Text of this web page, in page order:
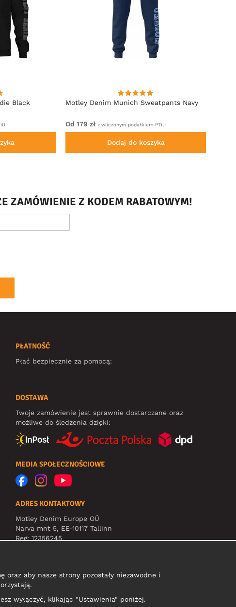
Black Motley Denim Munich Sweatpants Navy
Od 179 zł z wliczonym podatkiem PTiU
Dodaj do koszyka
ZAMÓWIENIE Z KODEM RABATOWYM!
PŁATNOŚĆ
Płać bezpiecznie za pomocą:
DOSTAWA
Twoje zamówienie jest sprawnie dostarczane oraz
możliwe do śledzenia dzięki:
MEDIA SPOŁECZNOŚCIOWE
ADRES KONTAKTOWY
Motley Denim Europe OÜ
Narva mnt 5, EE-10117 Tallinn
Reg: 12356245
oraz aby nasze strony pozostały niezawodne i
wyłączyć, klikając "Ustawienia" poniżej.